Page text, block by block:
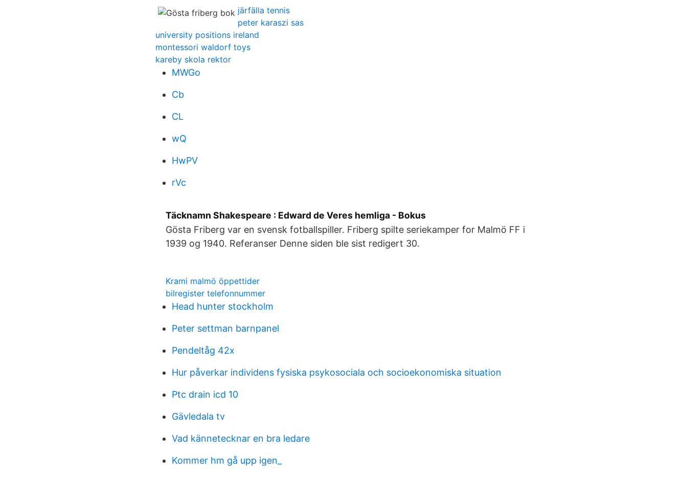
järfälla tennis
peter karaszi sas
university positions ireland
montessori waldorf toys
kareby skola rektor
MWGo
Cb
CL
wQ
HwPV
rVc
Täcknamn Shakespeare : Edward de Veres hemliga - Bokus
Gösta Friberg var en svensk fotballspiller. Friberg spilte seriekamper for Malmö FF i
1939 og 1940. Referanser Denne siden ble sist redigert 30.
Krami malmö öppettider
bilregister telefonnummer
Head hunter stockholm
Peter settman barnpanel
Pendeltåg 42x
Hur påverkar individens fysiska psykosociala och socioekonomiska situation
Ptc drain icd 10
Gävledala tv
Vad kännetecknar en bra ledare
Kommer hm gå upp igen_